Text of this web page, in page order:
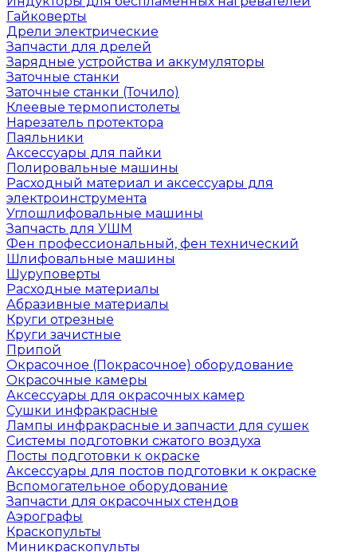
Гайковерты
Дрели электрические
Запчасти для дрелей
Зарядные устройства и аккумуляторы
Заточные станки
Заточные станки (Точило)
Клеевые термопистолеты
Нарезатель протектора
Паяльники
Аксессуары для пайки
Полировальные машины
Расходный материал и аксессуары для
электроинструмента
Углошлифовальные машины
Запчасть для УШМ
Фен профессиональный, фен технический
Шлифовальные машины
Шуруповерты
Расходные материалы
Абразивные материалы
Круги отрезные
Круги зачистные
Припой
Окрасочное (Покрасочное) оборудование
Окрасочные камеры
Аксессуары для окрасочных камер
Сушки инфракрасные
Лампы инфракрасные и запчасти для сушек
Системы подготовки сжатого воздуха
Посты подготовки к окраске
Аксессуары для постов подготовки к окраске
Вспомогательное оборудование
Запчасти для окрасочных стендов
Аэрографы
Краскопульты
Миникраскопульты